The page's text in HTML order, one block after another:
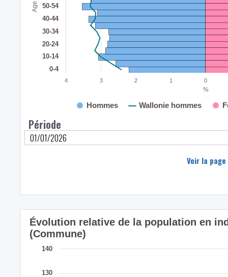
Age
%
Hommes Wallonie hommes
0-4
10-14
20-24
30-34
40-44
50-54
4 3 2 1 0
Période
Voir la
Évolution relative de la population en
(Commune)
130
140